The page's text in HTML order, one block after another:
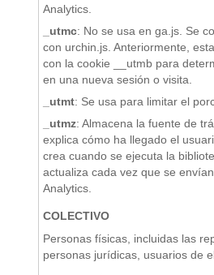
Analytics.
_utmc: No se usa en ga.js. Se
con urchin.js. Anteriormente,
con la cookie __utmb para
en una nueva sesión o visita.
_utmt: Se usa para limitar el
_utmz: Almacena la fuente de
explica cómo ha llegado el
crea cuando se ejecuta la
actualiza cada vez que se
Analytics.
COLECTIVO
Personas físicas, incluidas las
personas jurídicas, usuarios de